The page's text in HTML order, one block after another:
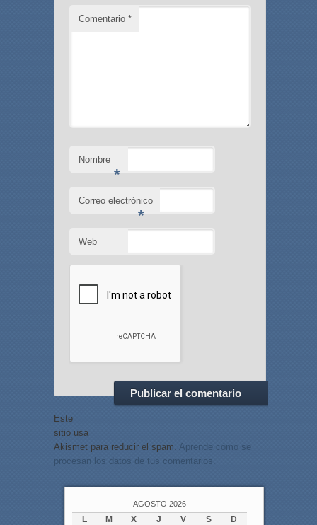
Comentario *
Nombre
*
Correo electrónico
*
Web
Este
sitio usa
Akismet para reducir el spam. Aprende cómo se
procesan los datos de tus comentarios.
AGOSTO 2026
L M X J V S
D